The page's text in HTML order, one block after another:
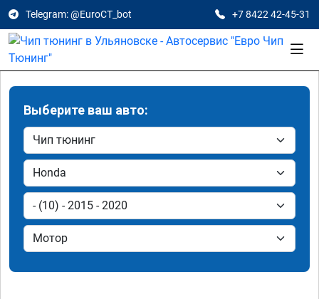
Telegram: @EuroCT_bot +7 8422 42-45-31
Выберите ваш авто: